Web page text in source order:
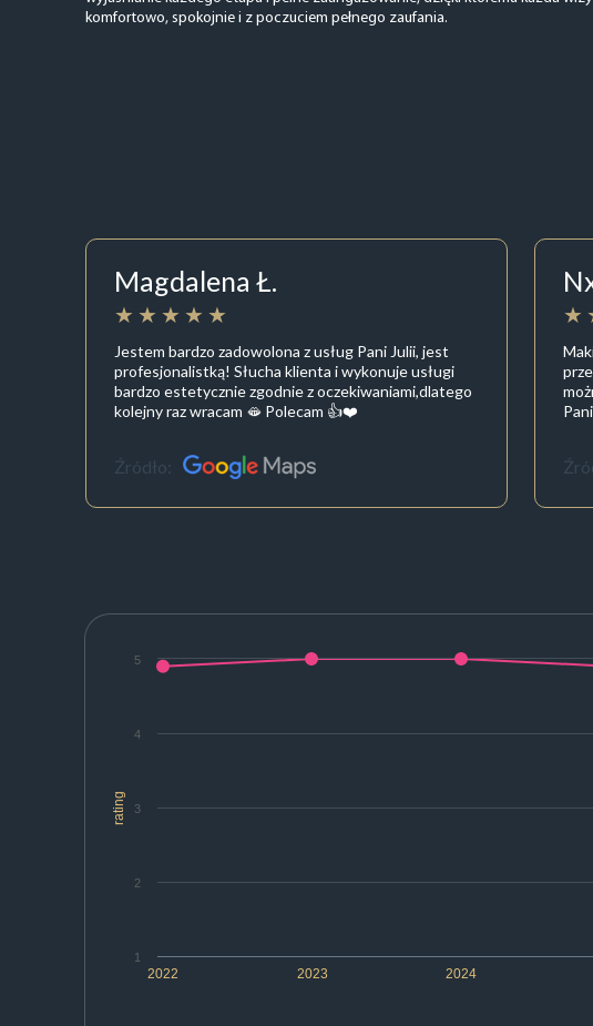
komfortowo, spokojnie i z poczuciem pełnego zaufania.
Magdalena Ł.
Jestem bardzo zadowolona z usług Pani Julii, jest
profesjonalistką! Słucha klienta i wykonuje usługi
bardzo estetycznie zgodnie z oczekiwaniami,dlatego
kolejny raz wracam 🫦 Polecam 👍❤️
Źródło:
rating
2022 2023 2024
1
2
3
4
5